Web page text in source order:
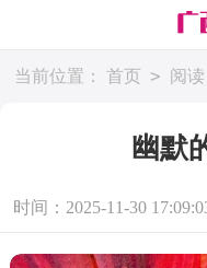
当前位置： 首页 > 阅读
幽默
时间：2025-11-30